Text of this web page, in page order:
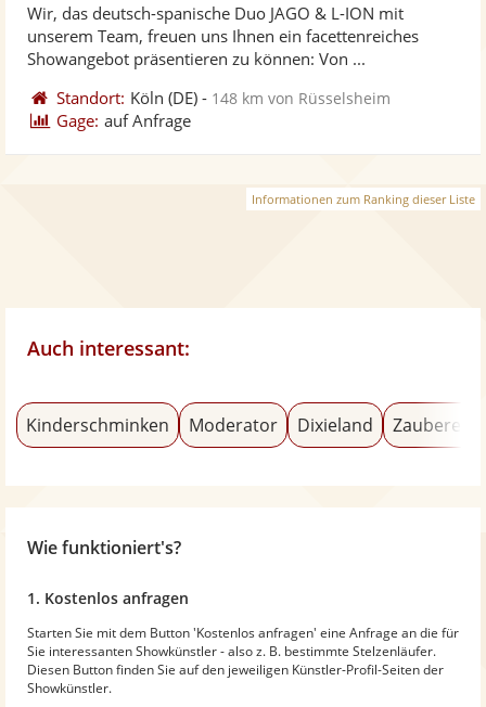
Wir, das deutsch-spanische Duo JAGO & L-ION mit
unserem Team, freuen uns Ihnen ein facettenreiches
Showangebot präsentieren zu können: Von ...
Standort: Köln (DE) - 148 km von Rüsselsheim
Gage: auf Anfrage
Informationen zum Ranking dieser Liste
Auch interessant:
Kinderschminken Moderator Dixieland Zauberer
Wie funktioniert's?
1. Kostenlos anfragen
Starten Sie mit dem Button 'Kostenlos anfragen' eine Anfrage an die für
Sie interessanten Showkünstler - also z. B. bestimmte Stelzenläufer.
Diesen Button finden Sie auf den jeweiligen Künstler-Profil-Seiten der
Showkünstler.